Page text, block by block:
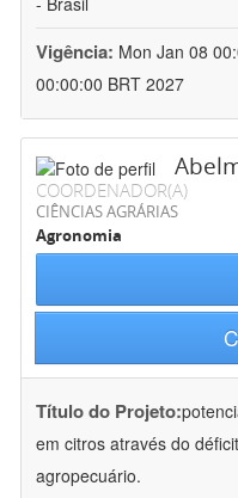
Vigência: Mon Jan 08
00:00:00 BRT 2027
COORDENADOR(A)
CIÊNCIAS AGRÁRIAS
Agronomia
Título do Projeto:
em citros através do
agropecuário.